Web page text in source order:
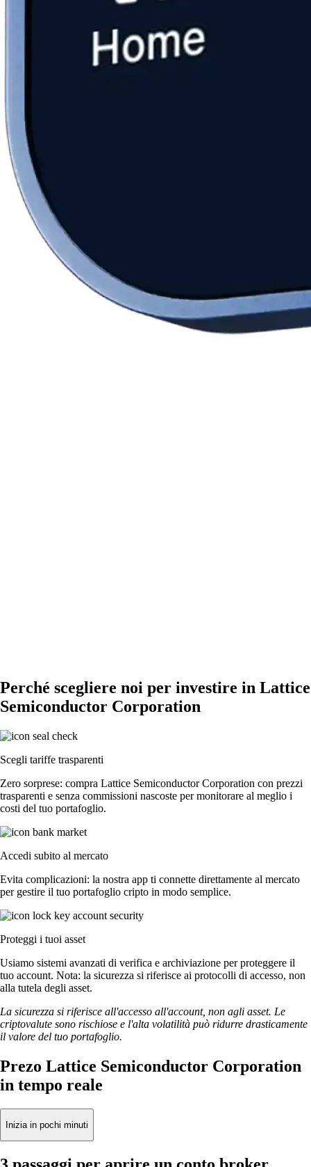
Perché scegliere noi per investire in Lattice
Semiconductor Corporation
Scegli tariffe trasparenti
Zero sorprese: compra Lattice Semiconductor Corporation con prezzi
trasparenti e senza commissioni nascoste per monitorare al meglio i
costi del tuo portafoglio.
Accedi subito al mercato
Evita complicazioni: la nostra app ti connette direttamente al mercato
per gestire il tuo portafoglio cripto in modo semplice.
Proteggi i tuoi asset
Usiamo sistemi avanzati di verifica e archiviazione per proteggere il
tuo account. Nota: la sicurezza si riferisce ai protocolli di accesso, non
alla tutela degli asset.
La sicurezza si riferisce all'accesso all'account, non agli asset. Le
criptovalute sono rischiose e l'alta volatilità può ridurre drasticamente
il valore del tuo portafoglio.
Prezo Lattice Semiconductor Corporation
in tempo reale
Inizia in pochi minuti